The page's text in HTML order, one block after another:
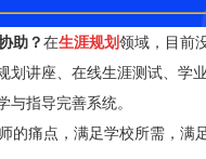
助？在生涯规划领域，目前
划讲座、在线生涯测试、学
指导完善系统。
的痛点，满足学校所需，满